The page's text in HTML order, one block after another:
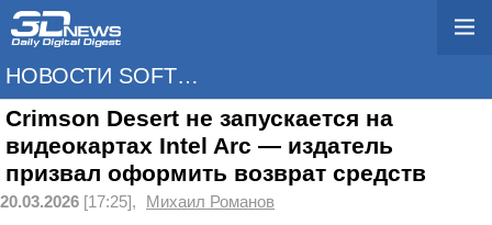
НОВОСТИ SOFTWARE
Crimson Desert не запускается на
видеокартах Intel Arc — издатель
призвал оформить возврат средств
20.03.2026 [17:25], Михаил Романов